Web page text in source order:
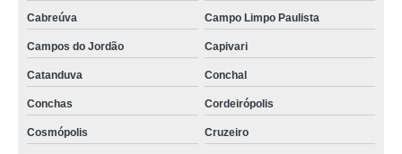
Cabreúva Campo Limpo Paulista
Campos do Jordão Capivari
Catanduva Conchal
Conchas Cordeirópolis
Cosmópolis Cruzeiro